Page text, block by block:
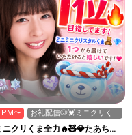
PM〜
お礼配信🐶💓ミニクリく
ま欲しいです🧸💎🔥🔥🔥
ニクリくま全力🔥🧸💎たあちゃ